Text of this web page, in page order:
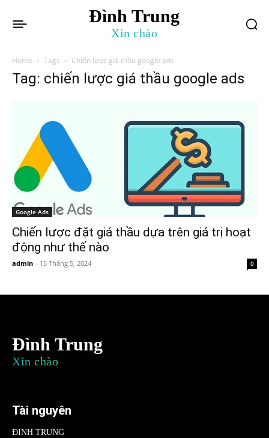
Đình Trung
Xin chào
Home Tags Chiến lược giá thầu google ads
Tag: chiến lược giá thầu google ads
Google Ads
Chiến lược đặt giá thầu dựa trên giá trị hoạt
động như thế nào
admin - 15 Tháng 5, 2024 0
Đình Trung
Xin chào
Tài nguyên
ĐÌNH TRUNG